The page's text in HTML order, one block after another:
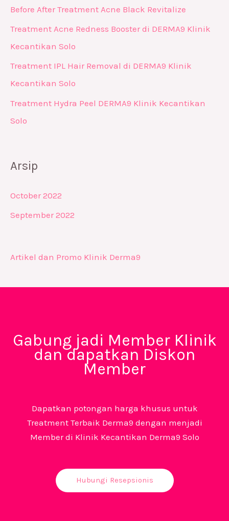
Before After Treatment Acne Black Revitalize
Treatment Acne Redness Booster di DERMA9 Klinik
Kecantikan Solo
Treatment IPL Hair Removal di DERMA9 Klinik
Kecantikan Solo
Treatment Hydra Peel DERMA9 Klinik Kecantikan
Solo
Arsip
October 2022
September 2022
Artikel dan Promo Klinik Derma9
Gabung jadi Member Klinik
dan dapatkan Diskon
Member
Dapatkan potongan harga khusus untuk
Treatment Terbaik Derma9 dengan menjadi
Member di Klinik Kecantikan Derma9 Solo
Hubungi Resepsionis